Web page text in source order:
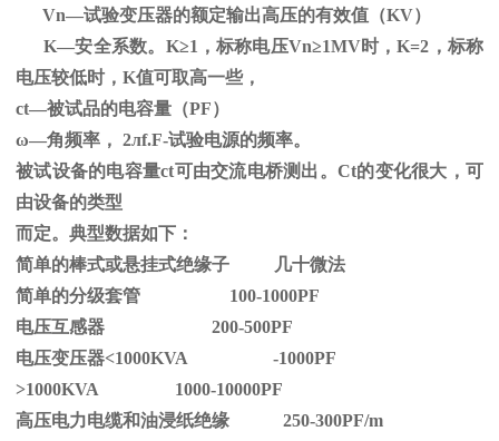
Vn—试验变压器的额定输出高压的有效值（KV）
K—安全系数。 K≥1，标称电压Vn≥1MV时，K=2，标称
电压较低时，K值可取高一些，
ct—被试品的电容量（PF）
ω—角频率， 2лf.F-试验电源的频率。
被试设备的电容量ct可由交流电桥测出。Ct的变化很大，可
由设备的类型
而定。典型数据如下：
简单的棒式或悬挂式绝缘子 几十微法
简单的分级套管 100-1000PF
电压互感器 200-500PF
电压变压器<1000KVA -1000PF
>1000KVA 1000-10000PF
高压电力电缆和油浸纸绝缘 250-300PF/m